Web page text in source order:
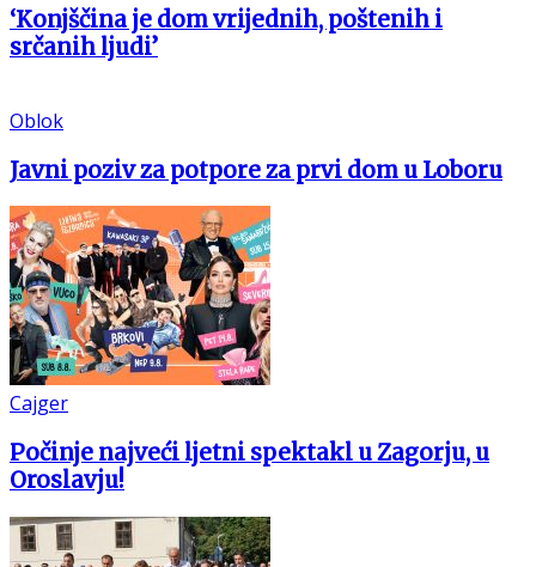
‘Konjščina je dom vrijednih, poštenih i
srčanih ljudi’
Oblok
Javni poziv za potpore za prvi dom u Loboru
Cajger
Počinje najveći ljetni spektakl u Zagorju, u
Oroslavju!